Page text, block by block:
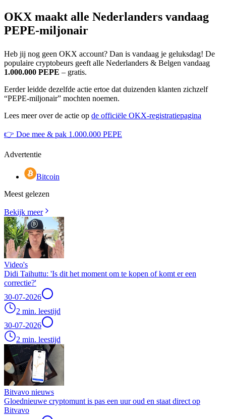
OKX maakt alle Nederlanders vandaag
PEPE-miljonair
Heb jij nog geen OKX account? Dan is vandaag je geluksdag! De
populaire cryptobeurs geeft alle Nederlanders & Belgen vandaag
1.000.000 PEPE – gratis.
Eerder leidde dezelfde actie ertoe dat duizenden klanten zichzelf
“PEPE-miljonair” mochten noemen.
Lees meer over de actie op de officiële OKX-registratiepagina
👉 Doe mee & pak 1.000.000 PEPE
Advertentie
Bitcoin
Meest gelezen
Bekijk meer
Video's
Didi Taihuttu: 'Is dit het moment om te kopen of komt er een
correctie?'
30-07-2026
2 min. leestijd
30-07-2026
2 min. leestijd
Bitvavo nieuws
Gloednieuwe cryptomunt is pas een uur oud en staat direct op
Bitvavo